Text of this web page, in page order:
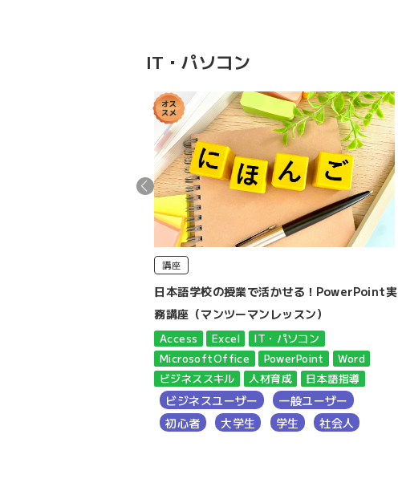
IT・パソコン
講座
日本語学校の授業で活かせる！PowerPoint実
務講座（マンツーマンレッスン）
Access Excel
IT・パソコン
MicrosoftOffice
PowerPoint
Word
ビジネススキル
人材育成 日本語指導
ビジネスユーザー
一般ユーザー
初心者
大学生 学生 社会人